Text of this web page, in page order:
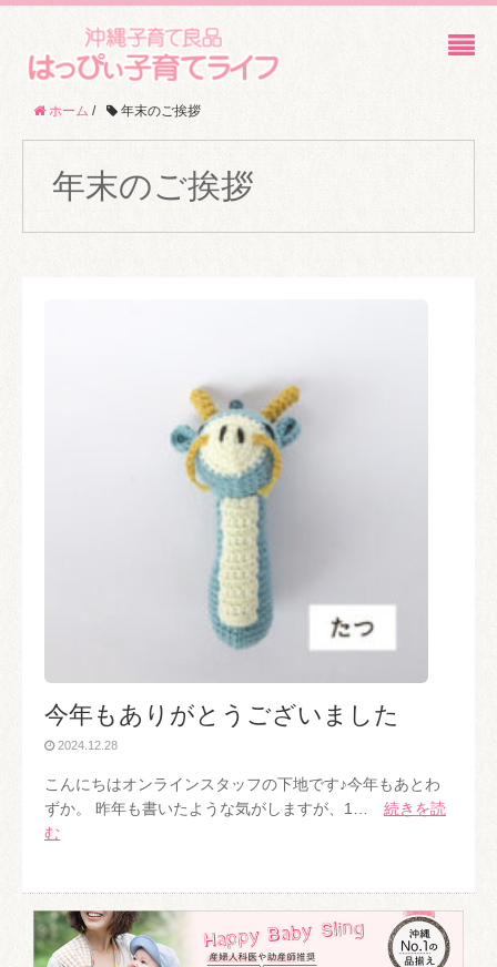
ホーム / 年末のご挨拶
年末のご挨拶
今年もありがとうございました
2024.12.28
こんにちはオンラインスタッフの下地です♪今年もあとわ
ずか。 昨年も書いたような気がしますが、1… 続きを読
む